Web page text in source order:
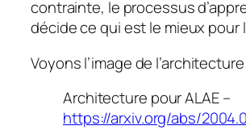
contrainte, le processus
décide ce qui est le mieux pour
Voyons l’image de
Architecture pour ALAE –
https://arxiv.org/abs/